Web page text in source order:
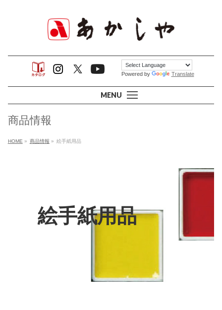
MENU
Powered by Translate
商品情報
HOME » 商品情報 » 絵手紙用品
絵手紙用品